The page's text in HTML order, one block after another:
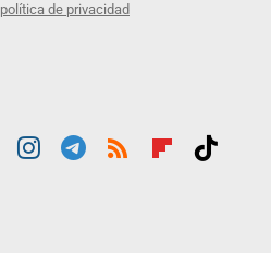
política de privacidad